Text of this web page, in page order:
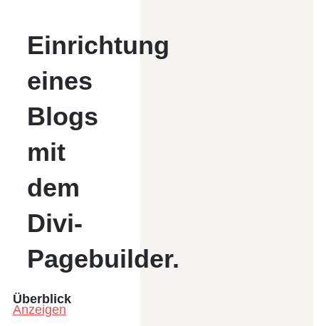
Einrichtung
eines
Blogs
mit
dem
Divi-
Pagebuilder.
Überblick
Anzeigen